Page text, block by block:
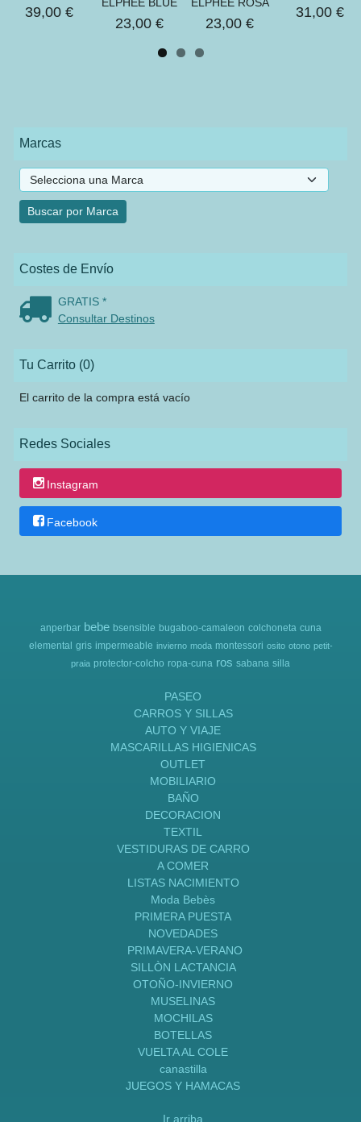
Marcas
Costes de Envío
GRATIS *
Consultar Destinos
Tu Carrito (0)
El carrito de la compra está vacío
Redes Sociales
Instagram
Facebook
39,00 €
ELPHEE BLUE
23,00 €
ELPHEE ROSA
23,00 €
31,00 €
anperbar bebe bsensible bugaboo-camaleon colchoneta cuna
elemental gris impermeable invierno moda montessori osito otono petit-
praia protector-colcho ropa-cuna ros sabana silla
PASEO
CARROS Y SILLAS
AUTO Y VIAJE
MASCARILLAS HIGIENICAS
OUTLET
MOBILIARIO
BAÑO
DECORACION
TEXTIL
VESTIDURAS DE CARRO
A COMER
LISTAS NACIMIENTO
Moda Bebès
PRIMERA PUESTA
NOVEDADES
PRIMAVERA-VERANO
SILLÒN LACTANCIA
OTOÑO-INVIERNO
MUSELINAS
MOCHILAS
BOTELLAS
VUELTA AL COLE
canastilla
JUEGOS Y HAMACAS
Ir arriba